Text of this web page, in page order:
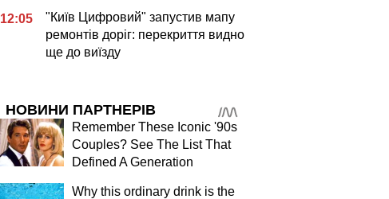
12:05
"Київ Цифровий" запустив мапу
ремонтів доріг: перекриття видно
ще до виїзду
НОВИНИ ПАРТНЕРІВ
Remember These Iconic '90s
Couples? See The List That
Defined A Generation
Why this ordinary drink is the